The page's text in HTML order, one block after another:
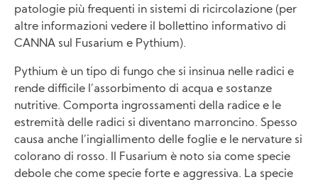
patologie più frequenti in sistemi di ricircolazione (per
altre informazioni vedere il bollettino informativo di
CANNA sul Fusarium e Pythium).
Pythium è un tipo di fungo che si insinua nelle radici e
rende difficile l’assorbimento di acqua e sostanze
nutritive. Comporta ingrossamenti della radice e le
estremità delle radici si diventano marroncino. Spesso
causa anche l’ingiallimento delle foglie e le nervature si
colorano di rosso. Il Fusarium è noto sia come specie
debole che come specie forte e aggressiva. La specie